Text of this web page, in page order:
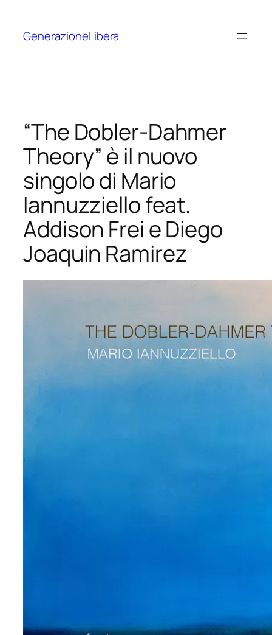
contenuto
GenerazioneLibera
“The Dobler-Dahmer
Theory” è il nuovo
singolo di Mario
Iannuzziello feat.
Addison Frei e Diego
Joaquin Ramirez